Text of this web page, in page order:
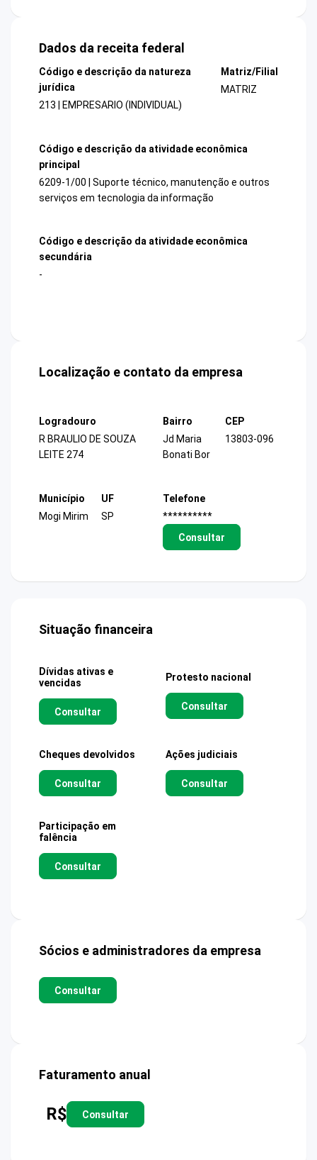
Dados da receita federal
Código e descrição da natureza
jurídica
213 | EMPRESARIO (INDIVIDUAL)
Matriz/Filial
MATRIZ
Código e descrição da atividade econômica
principal
6209-1/00 | Suporte técnico, manutenção e outros
serviços em tecnologia da informação
Código e descrição da atividade econômica
secundária
-
Localização e contato da empresa
Logradouro
R BRAULIO DE SOUZA
LEITE 274
Bairro
Jd Maria
Bonati Bor
CEP
13803-096
Município
Mogi Mirim
UF
SP
Telefone
**********
Consultar
Situação financeira
Dívidas ativas e
vencidas
Consultar
Protesto nacional
Consultar
Cheques devolvidos
Consultar
Ações judiciais
Consultar
Participação em
falência
Consultar
Sócios e administradores da empresa
Consultar
Faturamento anual
R$ Consultar